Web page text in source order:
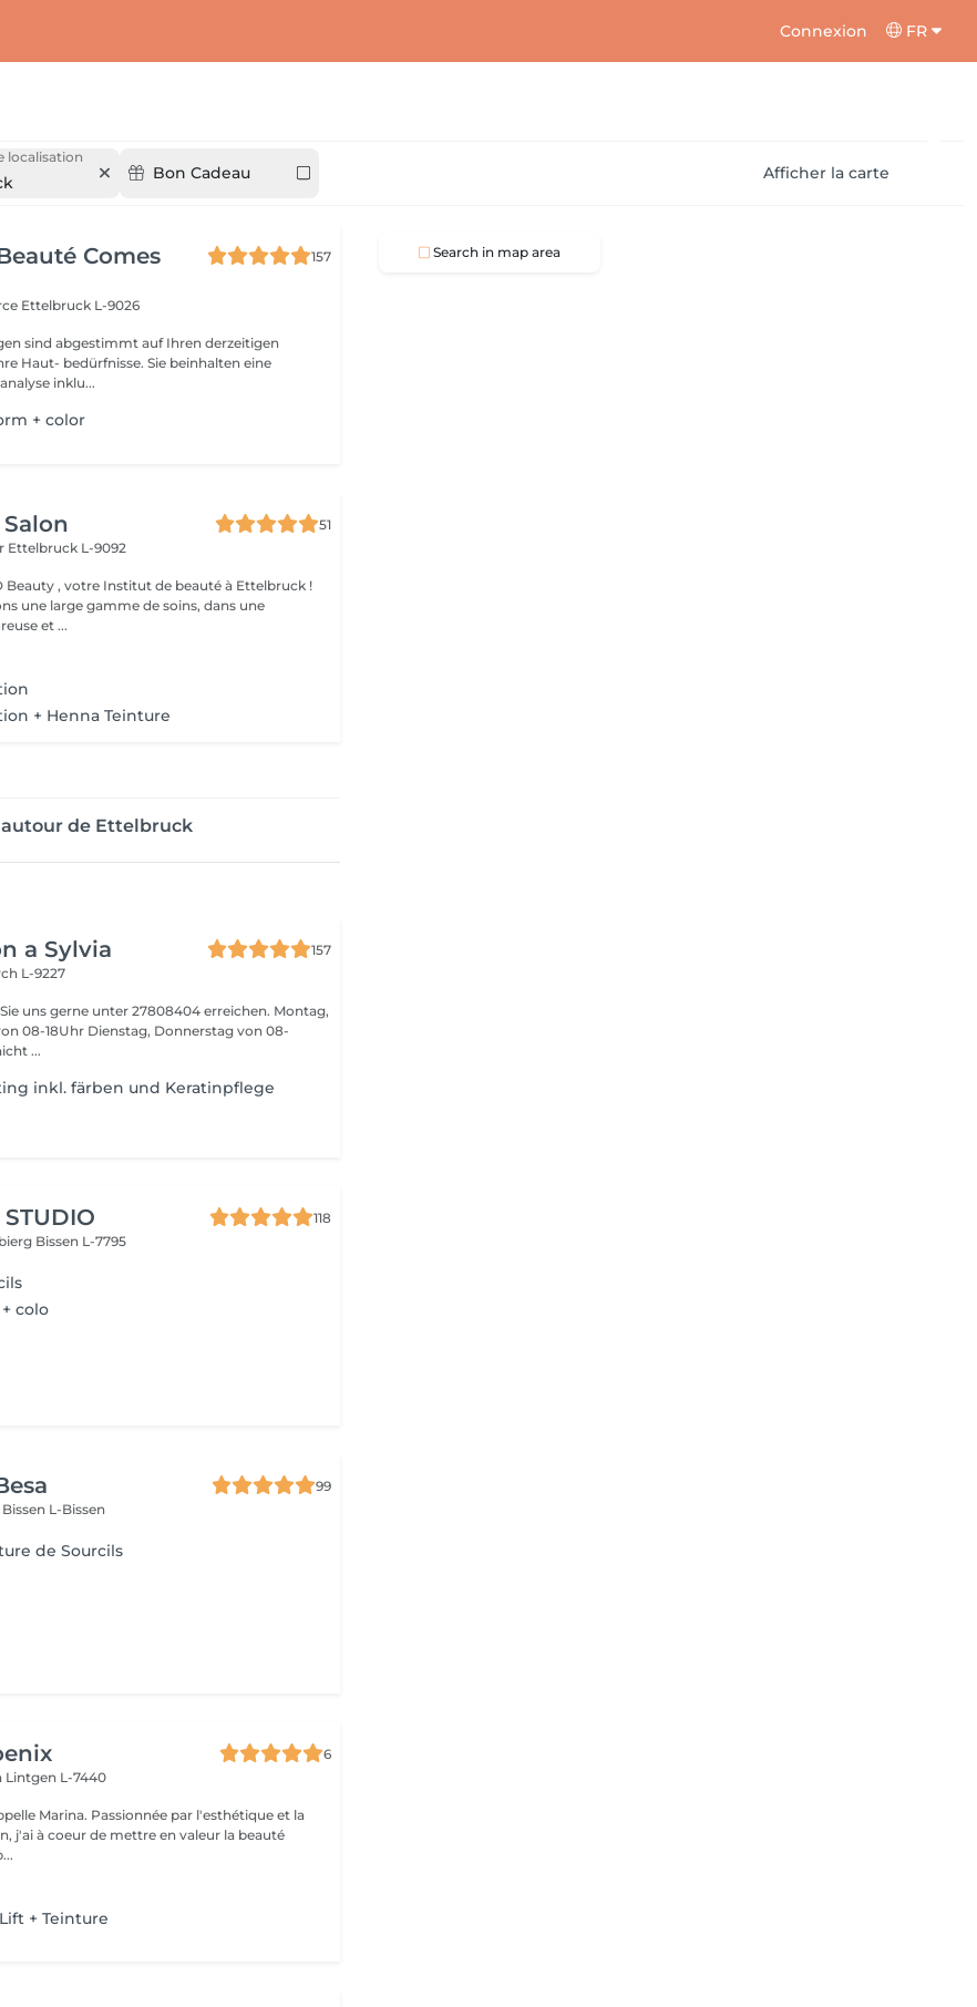
Connexion FR
localisation
Bon Cadeau Afficher la carte
Comes
157
Ettelbruck L-9026
sind abgestimmt auf Ihren derzeitigen
Haut- bedürfnisse. Sie beinhalten eine
inklu...
+ color
51
Ettelbruck L-9092
Beauty , votre Institut de beauté à Ettelbruck !
une large gamme de soins, dans une
et ...
+ Henna Teinture
de Ettelbruck
a Sylvia
157
L-9227
uns gerne unter 27808404 erreichen. Montag,
08-18Uhr Dienstag, Donnerstag von 08-
nicht ...
inkl. färben und Keratinpflege
118
Bissen L-7795
colo
99
Bissen L-Bissen
de Sourcils
6
Lintgen L-7440
j'ai à coeur de mettre en valeur la beauté
+ Teinture
Search in map area